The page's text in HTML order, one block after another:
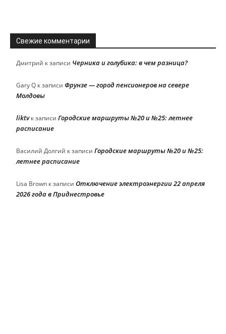
Свежие комментарии
Дмитрий к записи Черника и голубика: в чем разница?
Gary Q к записи Фрунзе — город пенсионеров на севере
Молдовы
liktvк записи Городские маршруты №20 и №25: летнее
расписание
Василий Долгий к записи Городские маршруты №20 и №25:
летнее расписание
Lisa Brown к записи Отключение электроэнергии 22 апреля
2026 года в Приднестровье